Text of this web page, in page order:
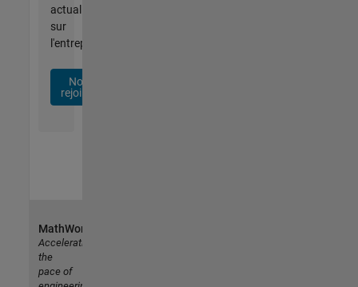
actualités
sur
l'entreprise.
Nous
rejoindre
MathWorks
Accelerating
the
pace of